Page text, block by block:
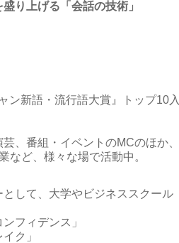
り上げる「会話の技術」
ン新語・流行語大賞』トップ10入
、番組・イベントのMCのほか、
など、様々な場で活動中。
して、大学やビジネススクール
フィデンス」
ク」